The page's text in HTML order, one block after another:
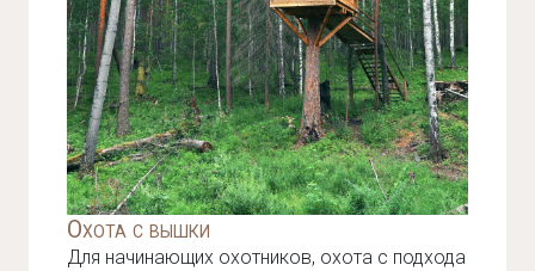
Охота с вышки
Для начинающих охотников, охота с подхода